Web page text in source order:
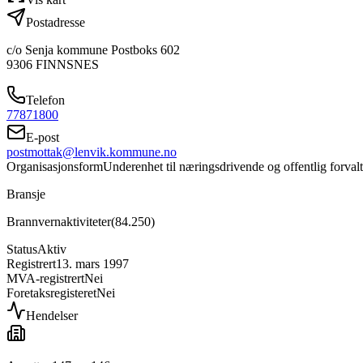
Postadresse
c/o Senja kommune Postboks 602
9306 FINNSNES
Telefon
77871800
E-post
postmottak@lenvik.kommune.no
OrganisasjonsformUnderenhet til næringsdrivende og offentlig
Bransje
Brannvernaktiviteter(84.250)
StatusAktiv
Registrert13. mars 1997
MVA-registrertNei
ForetaksregisteretNei
Hendelser